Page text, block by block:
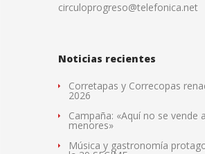
circuloprogreso@telefonica.net
Noticias recientes
Corretapas y Correcopas
2026
Campaña: «Aquí no se vende
menores»
Música y gastronomía